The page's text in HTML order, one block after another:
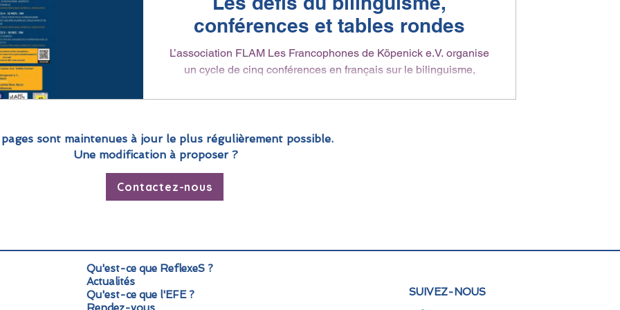
conférences et tables rondes
L’association FLAM Les Francophones de Köpenick e.V. organise
un cycle de cinq conférences en français sur le bilinguisme,
pages sont maintenues à jour le plus régulièrement possible.
Une modification à proposer ?
Contactez-nous
Qu'est-ce que ReflexeS ?
Actualités
Qu'est-ce que l'EFE ?
SUIVEZ-NOUS